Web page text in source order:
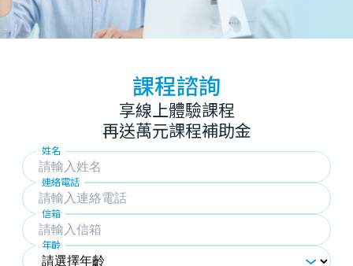
課程諮詢
享線上體驗課程
再送萬元課程補助金
姓名
連絡電話
信箱
年齡